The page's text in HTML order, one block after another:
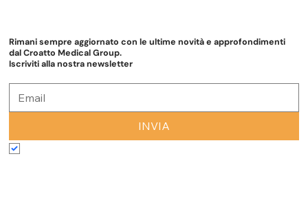
Rimani sempre aggiornato con le ultime novità e approfondimenti
dal Croatto Medical Group.
Iscriviti alla nostra newsletter
INVIA